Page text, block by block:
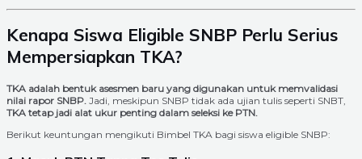
Kenapa Siswa Eligible SNBP Perlu Serius
Mempersiapkan TKA?
TKA adalah bentuk asesmen baru yang digunakan untuk memvalidasi
nilai rapor SNBP. Jadi, meskipun SNBP tidak ada ujian tulis seperti SNBT,
TKA tetap jadi alat ukur penting dalam seleksi ke PTN.
Berikut keuntungan mengikuti Bimbel TKA bagi siswa eligible SNBP: